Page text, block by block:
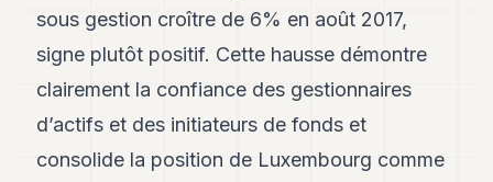
33
Andy
Andy
30
sous gestion croître de 6% en août 2017,
signe plutôt positif. Cette hausse démontre
clairement la confiance des gestionnaires
d’actifs et des initiateurs de fonds et
consolide la position de Luxembourg comme